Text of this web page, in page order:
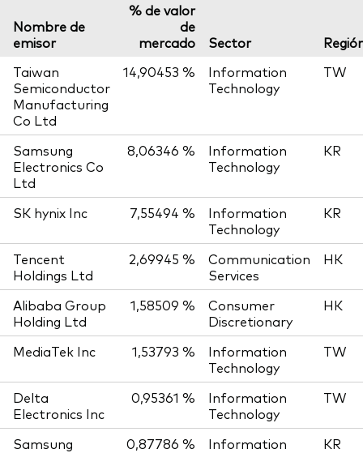
Nombre de
emisor
% de valor
de
mercado
Sector
Taiwan
Semiconductor
Manufacturing
Co Ltd
14,90453 %
Information
Technology
TW
Samsung
Electronics Co
Ltd
8,06346 %
Information
Technology
KR
SK hynix Inc 7,55494 %
Information
Technology
KR
Tencent
Holdings Ltd
2,69945 %
Communication
Services
HK
Alibaba Group
Holding Ltd
1,58509 %
Consumer
Discretionary
HK
MediaTek Inc 1,53793 %
Information
Technology
TW
Delta
Electronics Inc
0,95361 %
Information
Technology
TW
Samsung
0,87786 %
Information
KR